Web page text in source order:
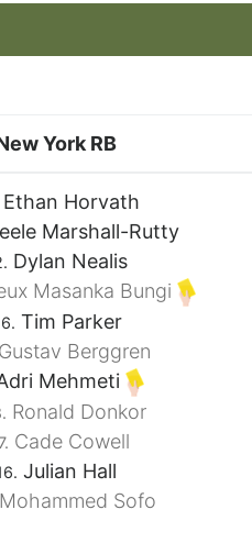
York RB
Horvath
Marshall-Rutty
Dylan Nealis
Masanka Bungi
Tim Parker
Berggren
Mehmeti
Ronald Donkor
Cade Cowell
Julian Hall
Sofo